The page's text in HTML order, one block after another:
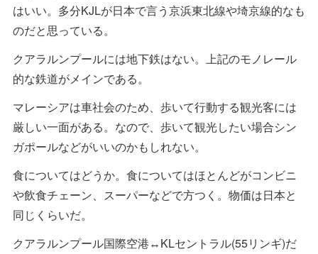
はいい。多分KJLが日本で言う京浜東北線や埼京線的なも
のだと思っている。
クアラルンプールには地下鉄はない。上記のモノレール
的な鉄道がメインである。
マレーシアは車社会のため、歩いて行動する観光客には
厳しい一面がある。なので、歩いて観光したい場合シン
ガポールなどがいいのかもしれない。
食についてはどうか。食についてはほとんどがコンビニ
や飲食チェーン、スーパーなどで方つく。物価は日本と
同じくらいだ。
クアラルンプール国際空港↔KLセントラル(55リンギ)だ